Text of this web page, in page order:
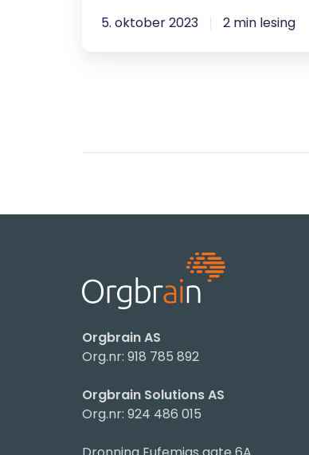
5. oktober 2023 2 min lesing
Orgbrain AS
Org.nr: 918 785 892
Orgbrain Solutions AS
Org.nr: 924 486 015